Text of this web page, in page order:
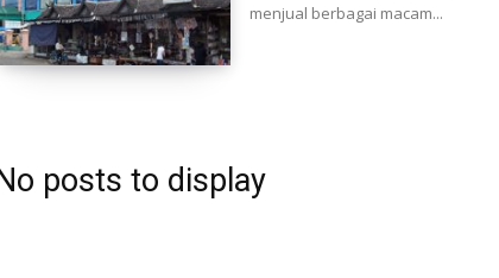
menjual berbagai macam...
posts to display